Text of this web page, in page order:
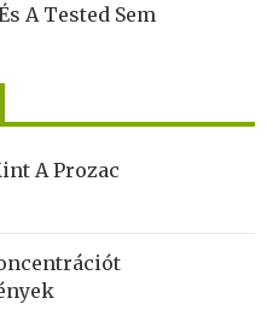
A Tested Sem
A Prozac